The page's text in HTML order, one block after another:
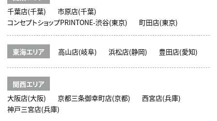
千葉店(千葉)
市原店(千葉)
コンセプトショップPRINTONE-渋谷(東京)
町田店(東京)
東海エリア 高山店(岐阜) 浜松店(静岡) 豊田店(愛知)
関西エリア
大阪店(大阪)
京都三条御幸町店(京都)
西宮店(兵庫)
神戸三宮店(兵庫)